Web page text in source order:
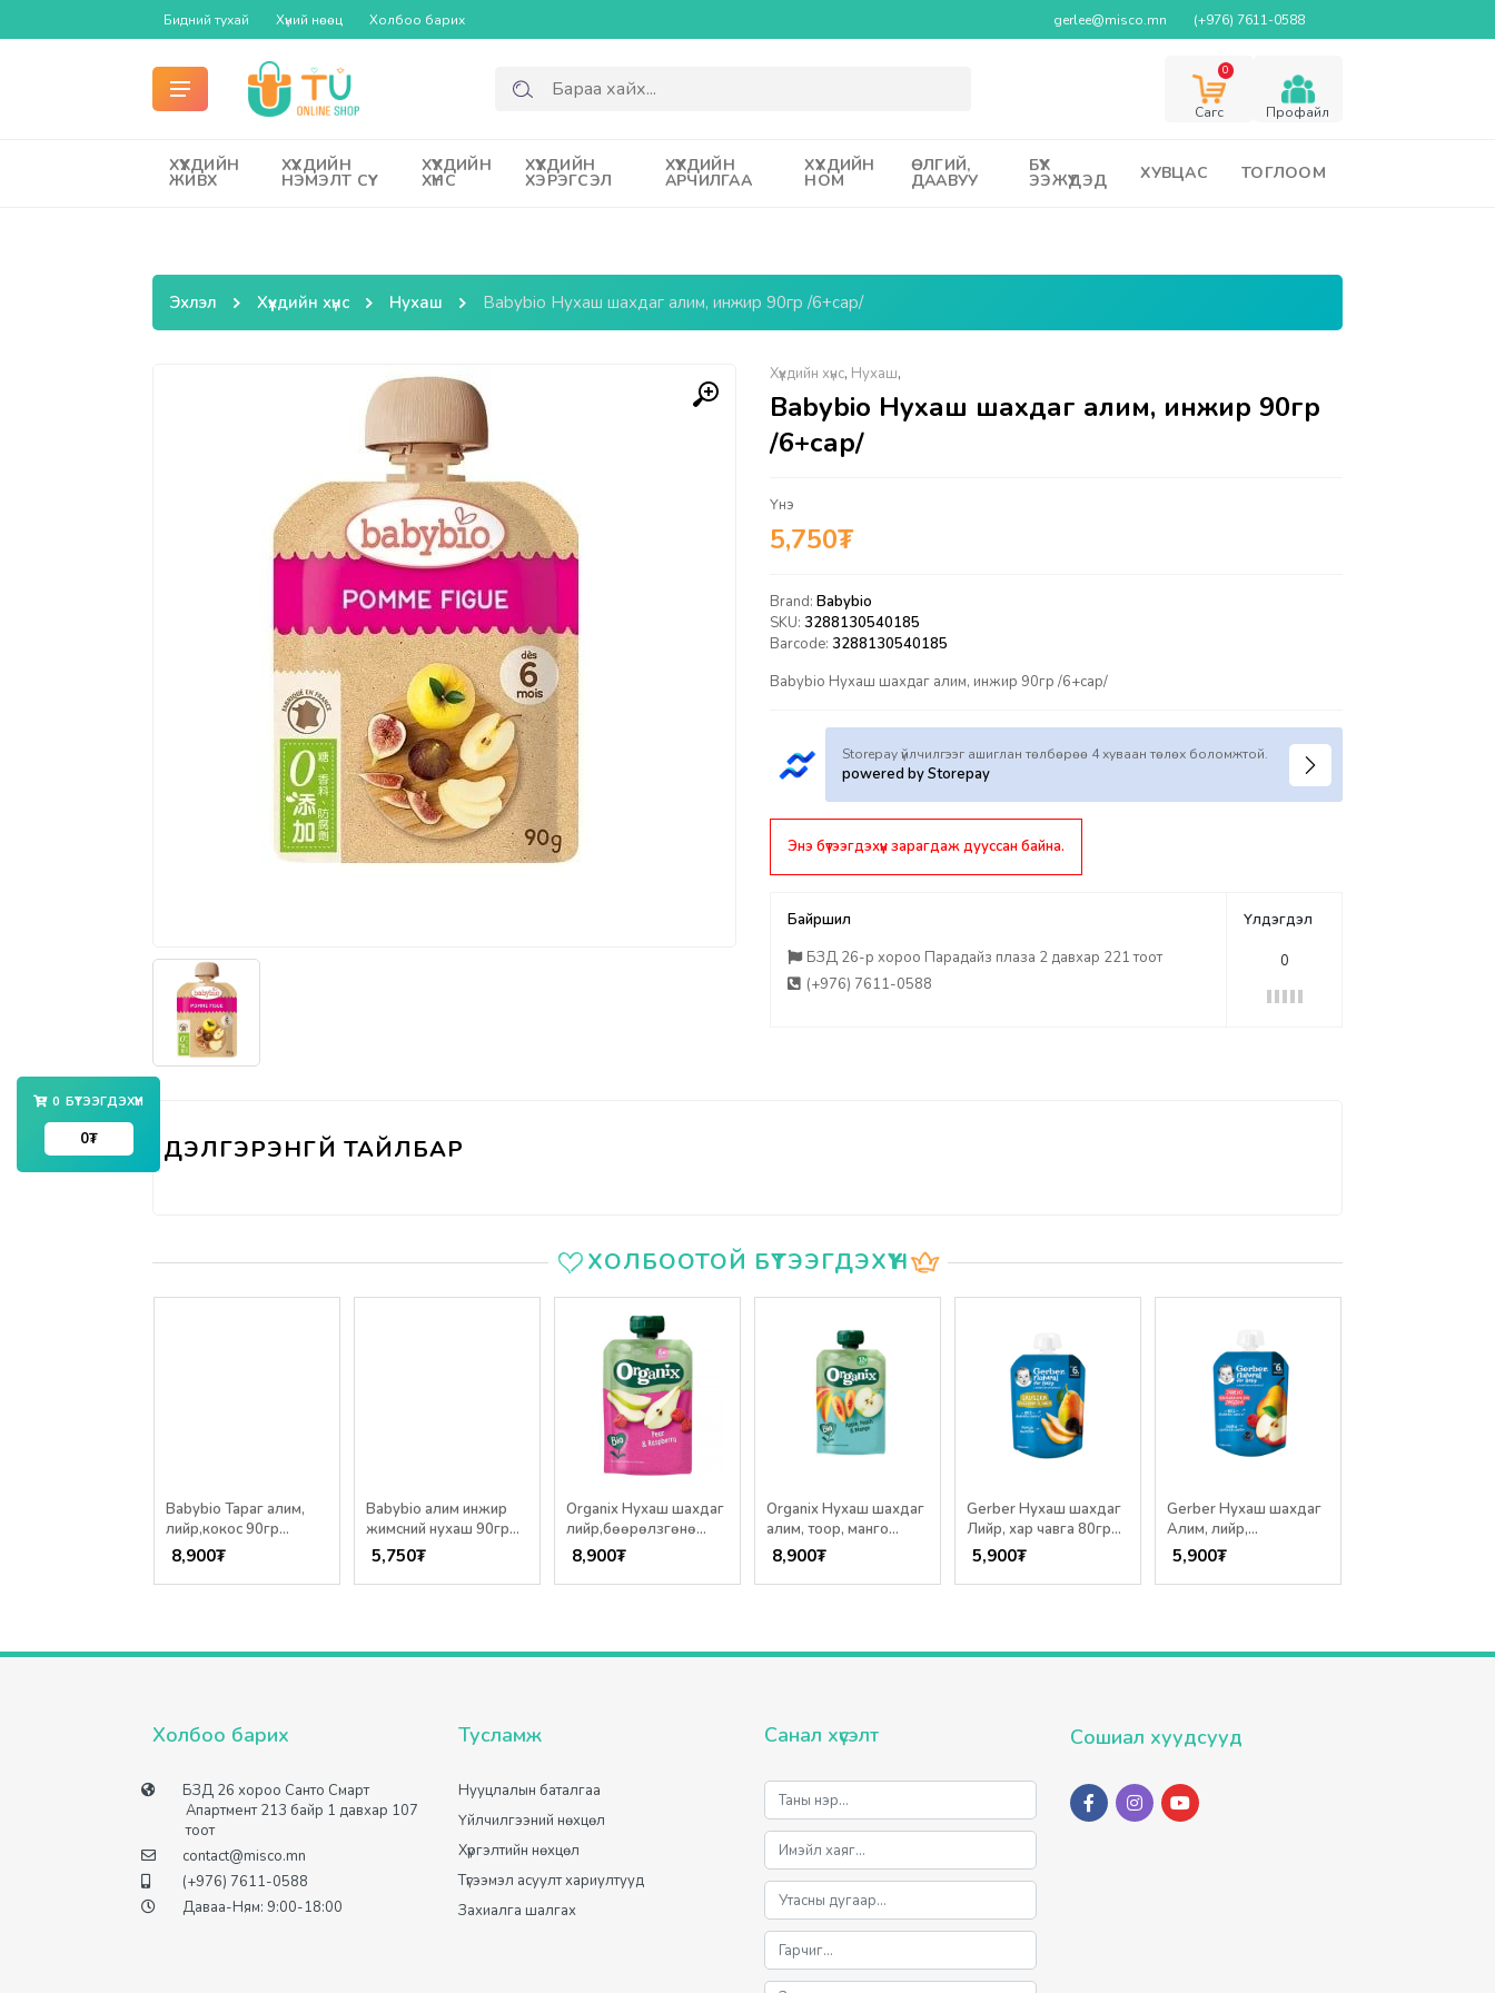
Бидний тухай Хүний нөөц Холбоо барих gerlee@misco.mn (+976) 7611-0588
0
Cагс Профайл
ХҮҮХДИЙН
ЖИВХ
ХҮҮХДИЙН
НЭМЭЛТ СҮҮ
ХҮҮХДИЙН
ХҮНС
ХҮҮХДИЙН
ХЭРЭГСЭЛ
ХҮҮХДИЙН
АРЧИЛГАА
ХҮҮХДИЙН
НОМ
ӨЛГИЙ,
ДААВУУ
БҮХ
ЭЭЖҮҮДЭД ХУВЦАС ТОГЛООМ
Эхлэл Хүүхдийн хүнс Нухаш Babybio Нухаш шахдаг алим, инжир 90гр /6+сар/
Хүүхдийн хүнс, Нухаш,
Babybio Нухаш шахдаг алим, инжир 90гр
/6+сар/
Үнэ
5,750₮
Brand: Babybio
SKU: 3288130540185
Barcode: 3288130540185
Babybio Нухаш шахдаг алим, инжир 90гр /6+сар/
Storepay үйлчилгээг ашиглан төлбөрөө 4 хуваан төлөх боломжтой.
powered by Storepay
Энэ бүтээгдэхүүн зарагдаж дууссан байна.
Байршил
БЗД 26-р хороо Парадайз плаза 2 давхар 221 тоот
(+976) 7611-0588
Үлдэгдэл
0
ХОЛБООТОЙ БҮТЭЭГДЭХҮҮН
Babybio Тараг алим,
лийр,кокос 90гр
/6+сар/
8,900₮
Babybio алим инжир
жимсний нухаш 90гр
6+сар
5,750₮
Organix Нухаш шахдаг
лийр,бөөрөлзгөнө
100гр /6+ сар/
8,900₮
Organix Нухаш шахдаг
алим, тоор, манго
100гр /12+ сар/
8,900₮
Gerber Нухаш шахдаг
Лийр, хар чавга 80гр
/6+ сар/
5,900₮
Gerber Нухаш шахдаг
Алим, лийр,
бөөрөлзгөнө 80гр /6+
сар/
5,900₮
Холбоо барих
БЗД 26 хороо Санто Смарт
Апартмент 213 байр 1 давхар 107
тоот
contact@misco.mn
(+976) 7611-0588
Даваа-Ням: 9:00-18:00
Тусламж
Нууцлалын баталгаа
Үйлчилгээний нөхцөл
Хүргэлтийн нөхцөл
Түгээмэл асуулт хариултууд
Захиалга шалгах
Санал хүсэлт Сошиал хуудсууд
0 БҮТЭЭГДЭХҮҮН
0₮